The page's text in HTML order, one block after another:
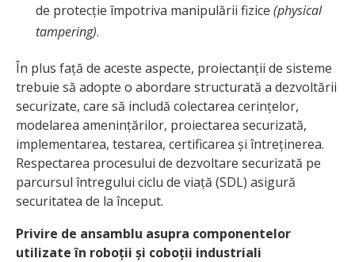
de protecție împotriva manipulării fizice (physical
tampering).
În plus față de aceste aspecte, proiectanții de sisteme
trebuie să adopte o abordare structurată a dezvoltării
securizate, care să includă colectarea cerințelor,
modelarea amenințărilor, proiectarea securizată,
implementarea, testarea, certificarea și întreținerea.
Respectarea procesului de dezvoltare securizată pe
parcursul întregului ciclu de viață (SDL) asigură
securitatea de la început.
Privire de ansamblu asupra componentelor
utilizate în roboții și coboții industriali